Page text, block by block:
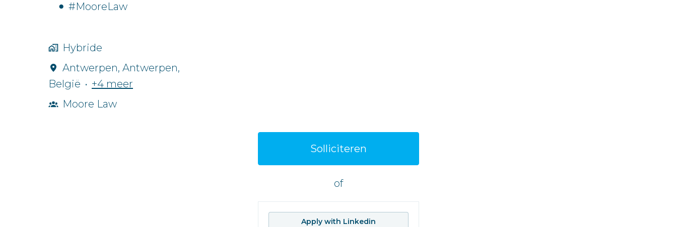
#MooreLaw
Hybride
Antwerpen, Antwerpen,
België • +4 meer
Moore Law
Solliciteren
of
Apply with Linkedin